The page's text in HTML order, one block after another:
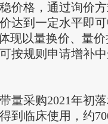
价格，通过询价
达到一定水平即
现以量换价、量
按规则申请增补
采购2021年初落
到临床使用，约